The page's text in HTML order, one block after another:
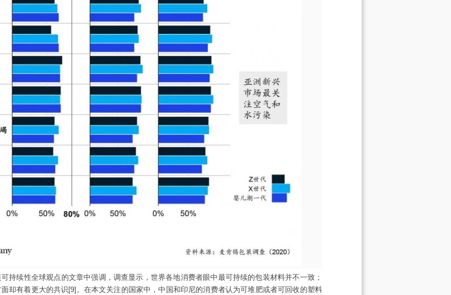
持续性全球观点的文章中强调，调查显示，世界各地消费者眼中最可持续的包装材料并不一致；
却有着更大的共识[9]。在本文关注的国家中，中国和印尼的消费者认为可堆肥或者可回收的塑料